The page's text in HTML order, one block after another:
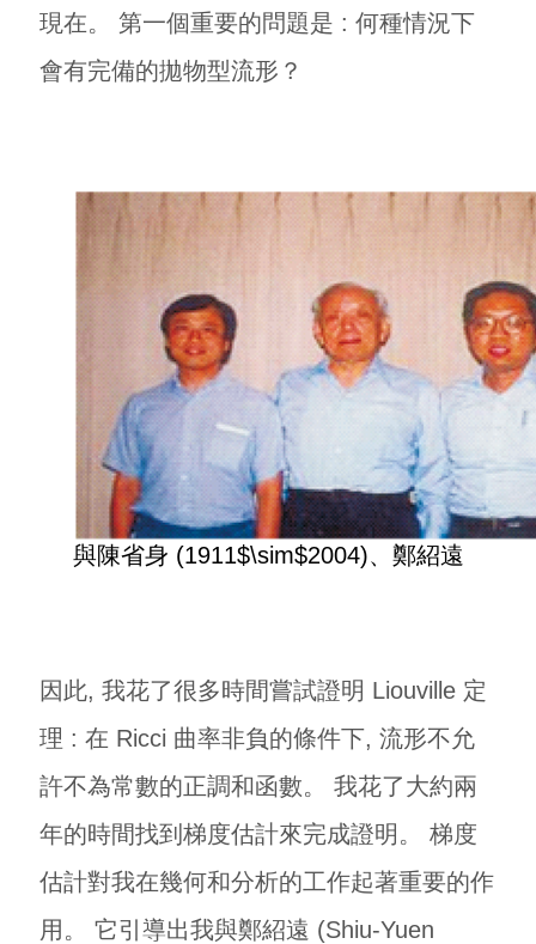
現在。 第一個重要的問題是 : 何種情況下
會有完備的拋物型流形？
與陳省身 (1911$\sim$2004)、鄭紹遠
因此, 我花了很多時間嘗試證明 Liouville 定
理 : 在 Ricci 曲率非負的條件下, 流形不允
許不為常數的正調和函數。 我花了大約兩
年的時間找到梯度估計來完成證明。 梯度
估計對我在幾何和分析的工作起著重要的作
用。 它引導出我與鄭紹遠 (Shiu-Yuen